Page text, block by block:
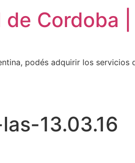
Cordoba
podés adquirir los servicios
13.03.16